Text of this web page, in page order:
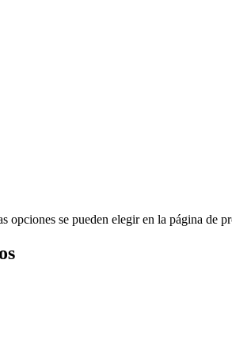
opciones se pueden elegir en la página de